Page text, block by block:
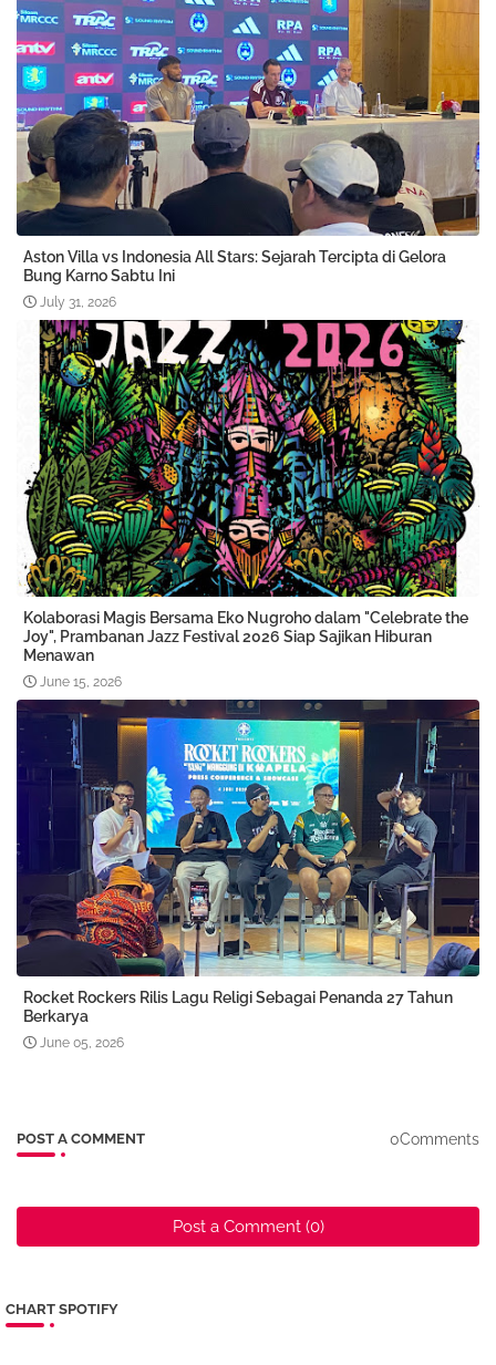
Aston Villa vs Indonesia All Stars: Sejarah Tercipta di Gelora
Bung Karno Sabtu Ini
July 31, 2026
Kolaborasi Magis Bersama Eko Nugroho dalam "Celebrate the
Joy", Prambanan Jazz Festival 2026 Siap Sajikan Hiburan
Menawan
June 15, 2026
Rocket Rockers Rilis Lagu Religi Sebagai Penanda 27 Tahun
Berkarya
June 05, 2026
POST A COMMENT 0Comments
Post a Comment (0)
CHART SPOTIFY